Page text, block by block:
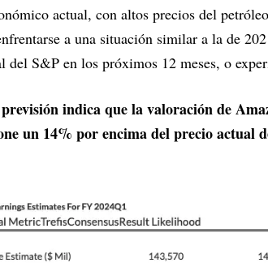
actual, con altos precios del
a una situación similar a la de
del S&P en los próximos 12 meses, o
indica que la valoración de
un 14% por encima del precio actual